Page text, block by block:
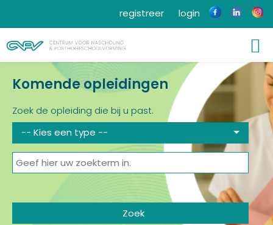
login
registreer
Komende opleidingen
Zoek de opleiding die bij u past.
-- Kies een type --